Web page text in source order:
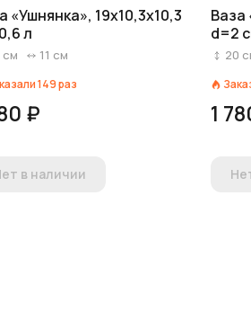
«Ушнянка», 19х10,3х10,3
л
см 11 см
149раз
₽
в наличии
Ваза
d=2
20
1